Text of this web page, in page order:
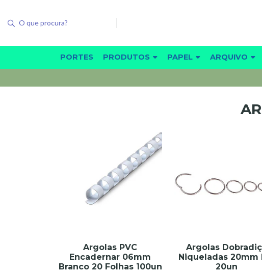
PORTES PRODUTOS PAPEL ARQUIVO
Argolas PVC
Encadernar 06mm
Branco 20 Folhas 100un
Argolas
Niqueladas 20mm
20un